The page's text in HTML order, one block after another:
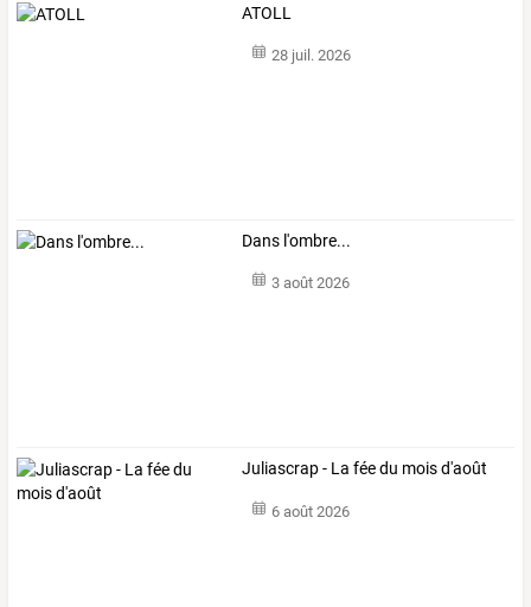
ATOLL
28 juil. 2026
Dans l'ombre...
3 août 2026
Juliascrap - La fée du mois d'août
6 août 2026